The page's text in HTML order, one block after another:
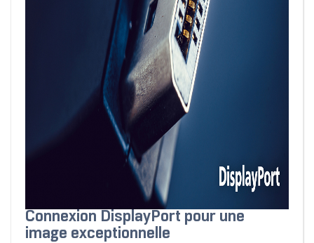
Connexion DisplayPort pour une
image exceptionnelle